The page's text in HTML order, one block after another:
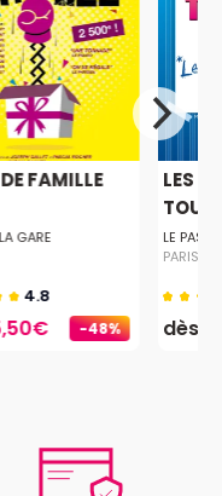
-48%
FAMILLE
GARE
4.8
LES
LE
PARIS
dès